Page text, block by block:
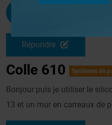
Winstel
Répondre
Colle 610 Systèmes de
Bonjour puis je utiliser le
13 et un mur en carreaux de